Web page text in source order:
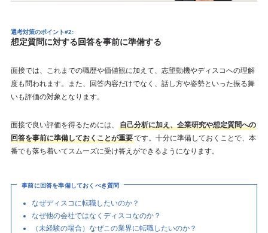
選考対策のポイント#2:
想定質問に対する回答を事前に準備する
面接では、これまでの職歴や価値観に加えて、志望動機やディスコへの理解
度も問われます。また、回答内容だけでなく、話し方や姿勢といった振る舞
いも評価の対象となります。
面接で良い評価を得るためには、
自己分析に加え、企業研究や想定質問への
回答を事前に準備しておくことが重要です。十分に準備しておくことで、本
番でも落ち着いてスムーズに受け答えができるようになります。
事前に回答を準備しておくべき質問
なぜディスコに転職したいのか？
なぜ他の会社ではなくディスコなのか？
（未経験の場合）なぜこの業界に転職したいのか？